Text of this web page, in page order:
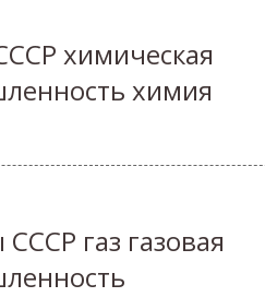
химическая
химия
газ газовая